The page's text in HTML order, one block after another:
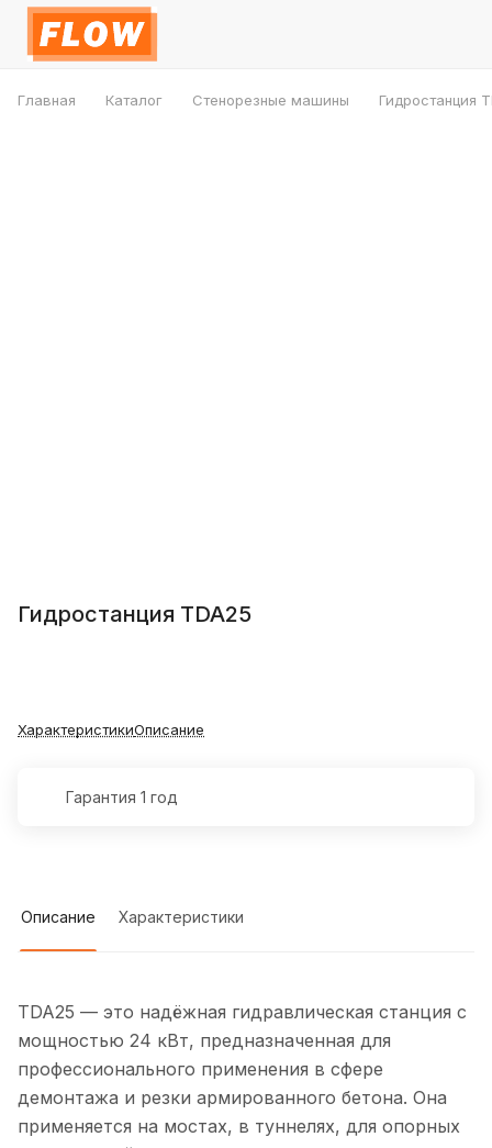
Главная Каталог Стенорезные машины Гидростанция
Гидростанция TDA25
ХарактеристикиОписание
Гарантия 1 год
Описание Характеристики
TDA25 — это надёжная гидравлическая станция с
мощностью 24 кВт, предназначенная для
профессионального применения в сфере
демонтажа и резки армированного бетона. Она
применяется на мостах, в туннелях, для опорных